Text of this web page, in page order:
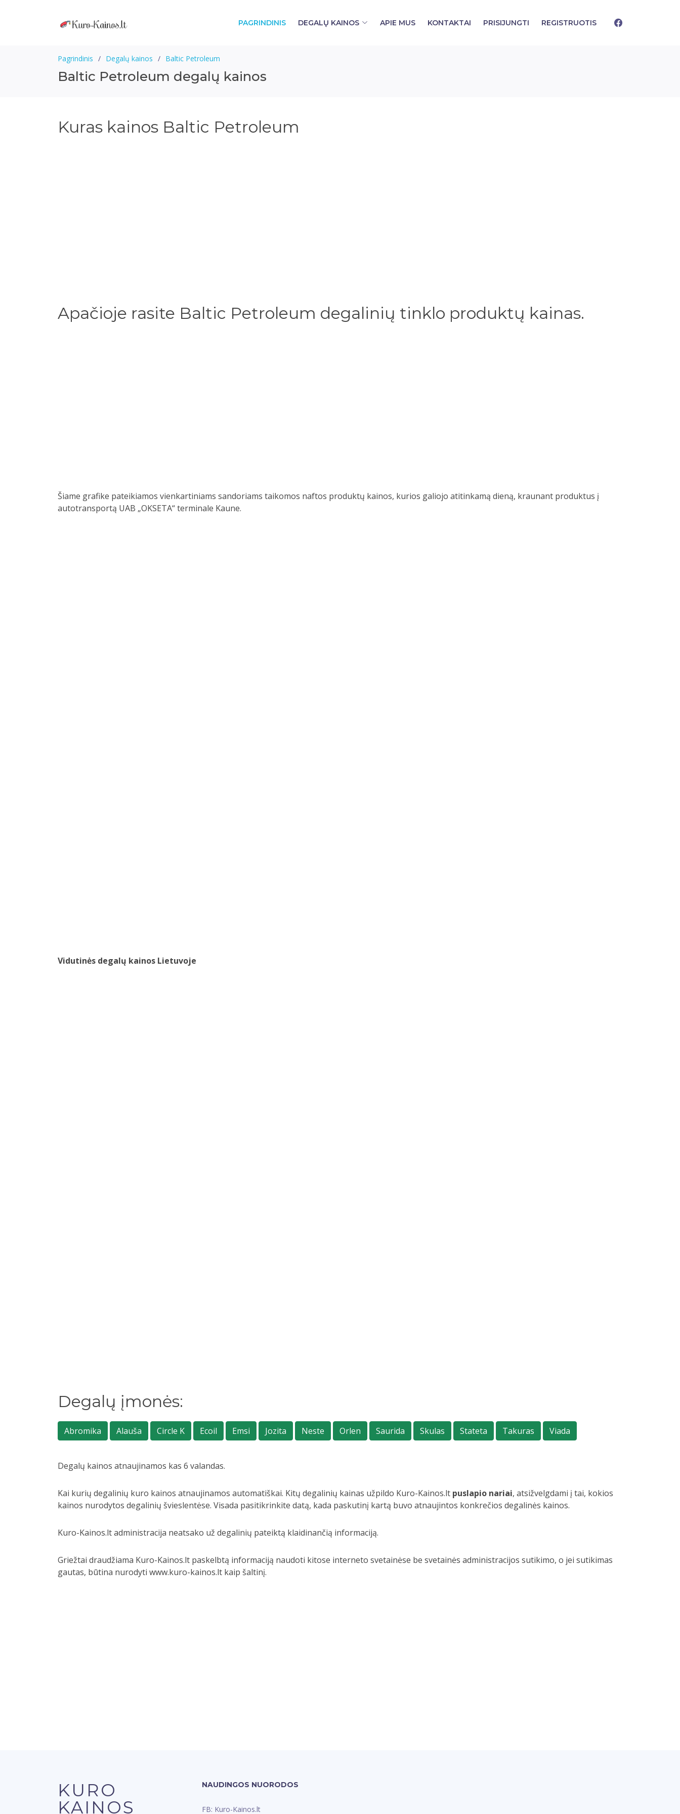
PAGRINDINIS DEGALŲ KAINOS APIE MUS KONTAKTAI PRISIJUNGTI REGISTRUOTIS
Pagrindinis Degalų kainos Baltic Petroleum
Baltic Petroleum degalų kainos
Kuras kainos Baltic Petroleum
Apačioje rasite Baltic Petroleum degalinių tinklo produktų kainas.
Šiame grafike pateikiamos vienkartiniams sandoriams taikomos naftos produktų kainos, kurios galiojo atitinkamą dieną, kraunant produktus į
autotransportą UAB „OKSETA“ terminale Kaune.
Vidutinės degalų kainos Lietuvoje
Degalų įmonės:
Abromika Alauša Circle K Ecoil Emsi Jozita Neste Orlen Saurida Skulas Stateta Takuras Viada
Degalų kainos atnaujinamos kas 6 valandas.
Kai kurių degalinių kuro kainos atnaujinamos automatiškai. Kitų degalinių kainas užpildo Kuro-Kainos.lt puslapio nariai, atsižvelgdami į tai, kokios
kainos nurodytos degalinių švieslentėse. Visada pasitikrinkite datą, kada paskutinį kartą buvo atnaujintos konkrečios degalinės kainos.
Kuro-Kainos.lt administracija neatsako už degalinių pateiktą klaidinančią informaciją.
Griežtai draudžiama Kuro-Kainos.lt paskelbtą informaciją naudoti kitose interneto svetainėse be svetainės administracijos sutikimo, o jei sutikimas
gautas, būtina nurodyti www.kuro-kainos.lt kaip šaltinį.
KURO
KAINOS
NAUDINGOS NUORODOS
FB: Kuro-Kainos.lt